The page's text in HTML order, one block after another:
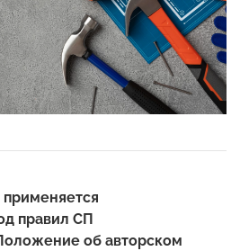
правил СП
об авторском